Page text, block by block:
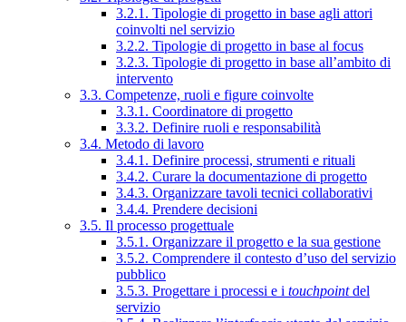
3.2.1. Tipologie di progetto in base agli attori
coinvolti nel servizio
3.2.2. Tipologie di progetto in base al focus
3.2.3. Tipologie di progetto in base all’ambito di
intervento
3.3. Competenze, ruoli e figure coinvolte
3.3.1. Coordinatore di progetto
3.3.2. Definire ruoli e responsabilità
3.4. Metodo di lavoro
3.4.1. Definire processi, strumenti e rituali
3.4.2. Curare la documentazione di progetto
3.4.3. Organizzare tavoli tecnici collaborativi
3.4.4. Prendere decisioni
3.5. Il processo progettuale
3.5.1. Organizzare il progetto e la sua gestione
3.5.2. Comprendere il contesto d’uso del servizio
pubblico
3.5.3. Progettare i processi e i touchpointdel
servizio